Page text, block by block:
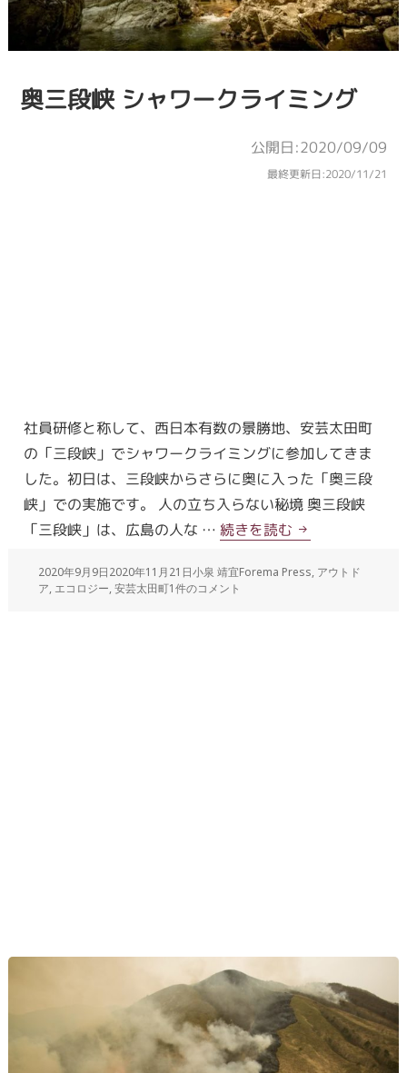
奥三段峡 シャワークライミング
公開日:2020/09/09
最終更新日:2020/11/21
社員研修と称して、西日本有数の景勝地、安芸太田町
の「三段峡」でシャワークライミングに参加してきま
した。初日は、三段峡からさらに奥に入った「奥三段
峡」での実施です。 人の立ち入らない秘境 奥三段峡
「三段峡」は、広島の人な …続きを読む
2020年9月9日2020年11月21日小泉 靖宜Forema Press, アウトド
ア, エコロジー,安芸太田町1件のコメント